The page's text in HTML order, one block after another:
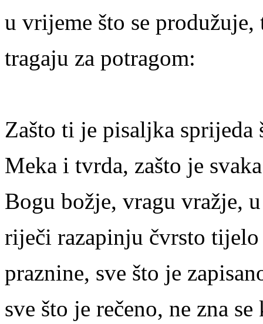
u vrijeme što se
tragaju za potragom:
Zašto ti je pisaljka sprijeda
Meka i tvrda, zašto je
Bogu božje, vragu vražje,
riječi razapinju čvrsto tijelo
praznine, sve što je
sve što je rečeno, ne zna